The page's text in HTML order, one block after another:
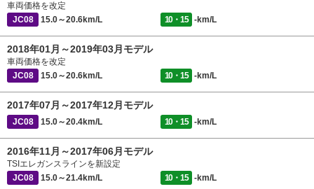
車両価格を改定
JC08
15.0～20.6km/L 10・15 -km/L
2018年01月～2019年03月モデル
車両価格を改定
JC08
15.0～20.6km/L 10・15 -km/L
2017年07月～2017年12月モデル
JC08 15.0～20.4km/L 10・15 -km/L
2016年11月～2017年06月モデル
TSIエレガンスラインを新設定
JC08
15.0～21.4km/L 10・15 -km/L